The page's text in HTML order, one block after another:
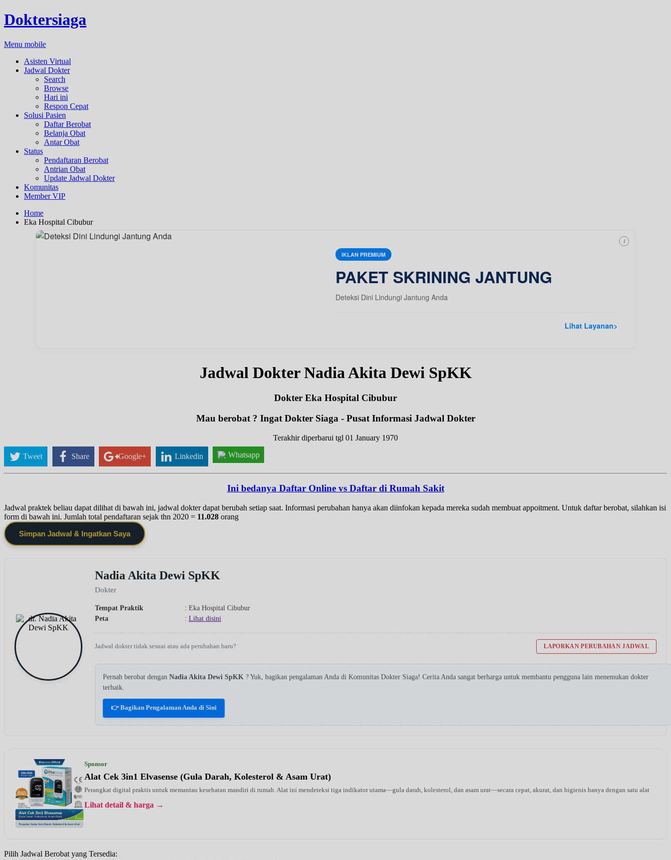
Doktersiaga
Menu mobile
Asisten Virtual
Jadwal Dokter
Search
Browse
Hari ini
Respon Cepat
Solusi Pasien
Daftar Berobat
Belanja Obat
Antar Obat
Status
Pendaftaran Berobat
Antrian Obat
Update Jadwal Dokter
Komunitas
Member VIP
Home
Eka Hospital Cibubur
IKLAN PREMIUM
PAKET SKRINING JANTUNG
Deteksi Dini Lindungi Jantung Anda
Lihat Layanan>
i
Jadwal Dokter Nadia Akita Dewi SpKK
Dokter Eka Hospital Cibubur
Mau berobat ? Ingat Dokter Siaga - Pusat Informasi Jadwal Dokter
Terakhir diperbarui tgl 01 January 1970
Tweet Share Google+ Linkedin Whatsapp
Ini bedanya Daftar Online vs Daftar di Rumah Sakit
Jadwal praktek beliau dapat dilihat di bawah ini, jadwal dokter dapat berubah setiap saat. Informasi perubahan hanya akan diinfokan kepada mereka sudah membuat appoitment. Untuk daftar berobat, silahkan isi
form di bawah ini. Jumlah total pendaftaran sejak thn 2020 = 11.028 orang
Simpan Jadwal & Ingatkan Saya
Nadia Akita Dewi SpKK
Dokter
Tempat Praktik
: Eka Hospital Cibubur
Peta
: Lihat disini
Jadwal dokter tidak sesuai atau ada perubahan baru? LAPORKAN PERUBAHAN JADWAL
Pernah berobat dengan Nadia Akita Dewi SpKK ? Yuk, bagikan pengalaman Anda di Komunitas Dokter Siaga! Cerita Anda sangat berharga untuk membantu pengguna lain menemukan dokter
terbaik.
👉 Bagikan Pengalaman Anda di Sini
Sponsor
Alat Cek 3in1 Elvasense (Gula Darah, Kolesterol & Asam Urat)
Perangkat digital praktis untuk memantau kesehatan mandiri di rumah. Alat ini mendeteksi tiga indikator utama—gula darah, kolesterol, dan asam urat—secara cepat, akurat, dan higienis hanya dengan satu alat
Lihat detail & harga →
Pilih Jadwal Berobat yang Tersedia: